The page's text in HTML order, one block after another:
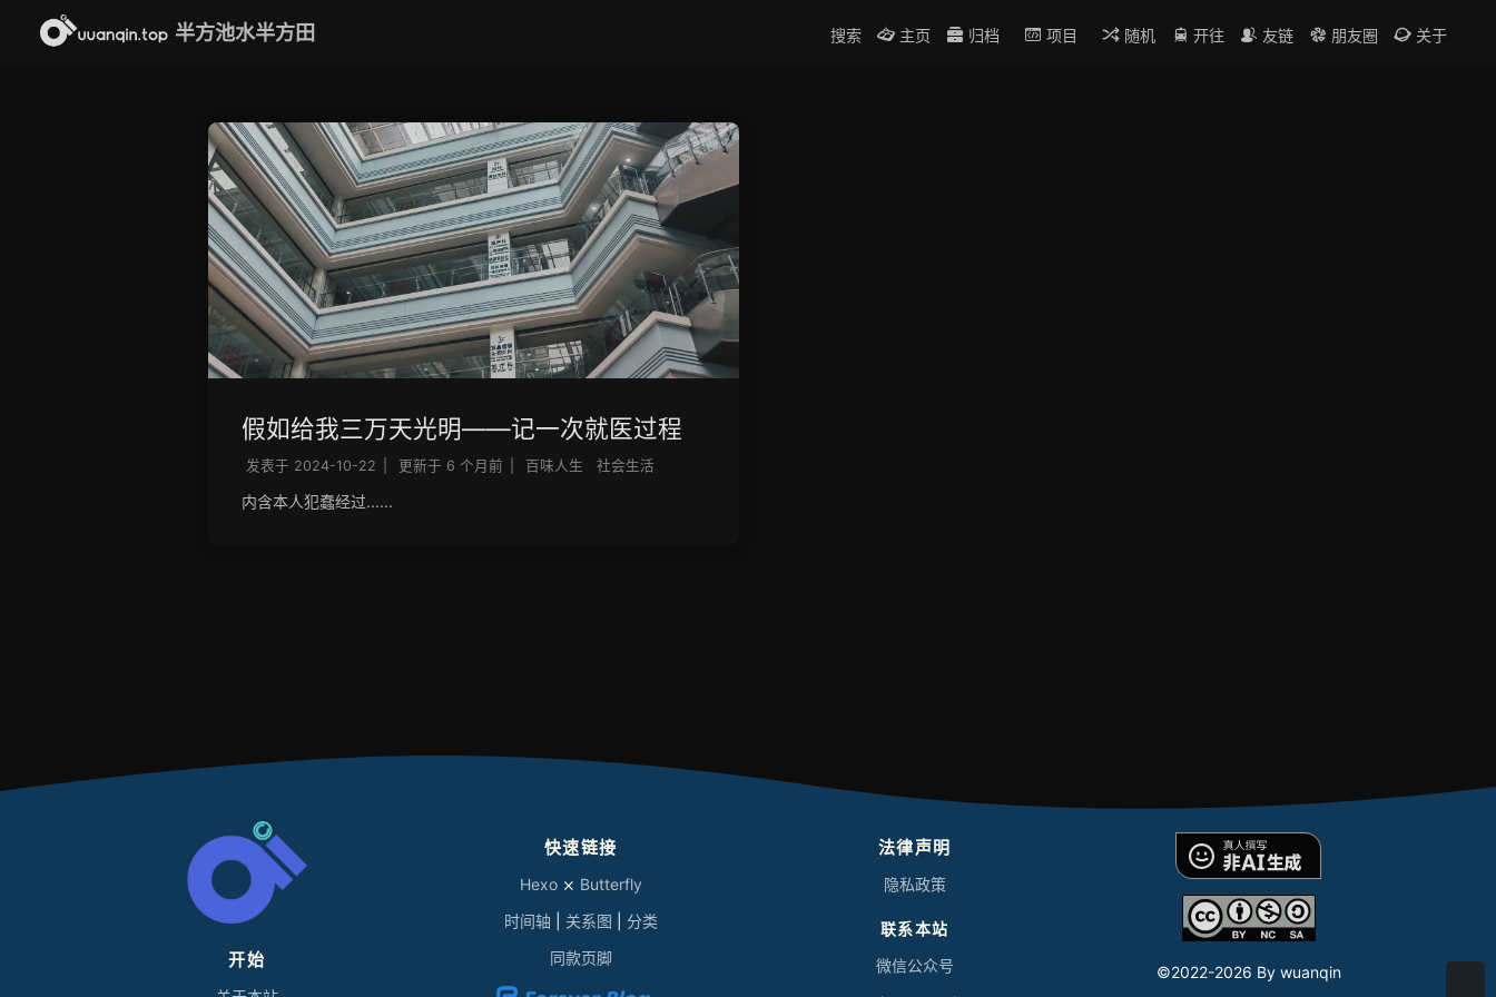
半方池水半方田 搜索 主页 归档 项目 随机 开往 友链 朋友圈 关于
假如给我三万天光明——记一次就医过程
发表于 2024-10-22 更新于 6 个月前 百味人生 社会生活
内含本人犯蠢经过......
开始
快速链接
Hexo⨯ Butterfly
时间轴
关系图
分类
同款页脚
法律声明
隐私政策
联系本站
微信公众号
©2022-2026 By wuanqin